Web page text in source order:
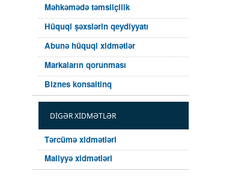
Məhkəmədə təmsilçilik
Hüquqi şəxslərin qeydiyyatı
Abunə hüquqi xidmətlər
Markaların qorunması
Biznes konsaltinq
DIGƏR XIDMƏTLƏR
Tərcümə xidmətləri
Maliyyə xidmətləri